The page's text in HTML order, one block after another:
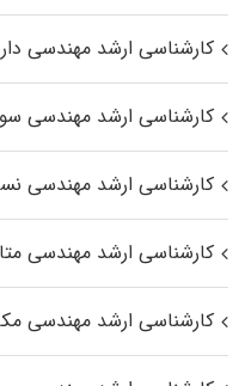
کارشناسی ارشد مهندسی
کارشناسی ارشد مهندسی
کارشناسی ارشد مهندسی
کارشناسی ارشد مهندسی
کارشناسی ارشد مهندسی